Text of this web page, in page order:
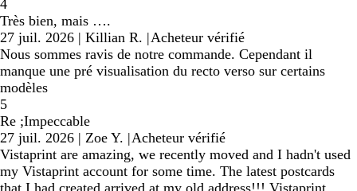
4
Très bien, mais ….
27 juil. 2026 | Killian R. |Acheteur vérifié
Nous sommes ravis de notre commande. Cependant il
manque une pré visualisation du recto verso sur certains
modèles
5
Re ;Impeccable
27 juil. 2026 | Zoe Y. |Acheteur vérifié
Vistaprint are amazing, we recently moved and I hadn't used
my Vistaprint account for some time. The latest postcards
that I had created arrived at my old address!!! Vistaprint